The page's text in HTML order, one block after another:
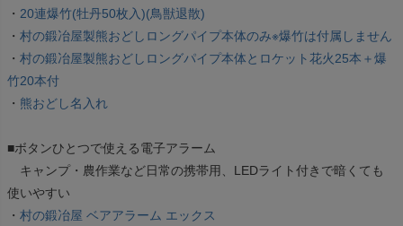
・ 20連爆竹(牡丹50枚入)(鳥獣退散)
・ 村の鍛冶屋製熊おどしロングパイプ本体のみ※爆竹は付属しません
・ 村の鍛冶屋製熊おどしロングパイプ本体とロケット花火25本＋爆
竹20本付
・ 熊おどし名入れ
■ボタンひとつで使える電子アラーム
キャンプ・農作業など日常の携帯用、LEDライト付きで暗くても
使いやすい
・ 村の鍛冶屋 ベアアラーム エックス